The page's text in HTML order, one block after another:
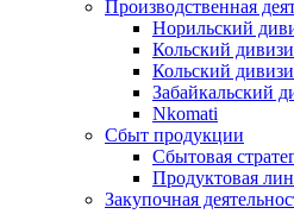
Производственная
Норильский
Кольский
Кольский
Забайкальский
Nkomati
Сбыт продукции
Сбытовая
Продуктовая
Закупочная